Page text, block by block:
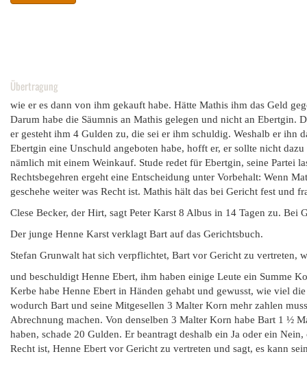
Übertragung
wie er es dann von ihm gekauft habe. Hätte Mathis ihm das Geld
Darum habe die Säumnis an Mathis gelegen und nicht an Ebertgin.
er gesteht ihm 4 Gulden zu, die sei er ihm schuldig. Weshalb er ihn
Ebertgin eine Unschuld angeboten habe, hofft er, er sollte nicht
nämlich mit einem Weinkauf. Stude redet für Ebertgin, seine Partei
Rechtsbegehren ergeht eine Entscheidung unter Vorbehalt: Wenn
geschehe weiter was Recht ist. Mathis hält das bei Gericht fest und
Clese Becker, der Hirt, sagt Peter Karst 8 Albus in 14 Tagen zu. Bei
Der junge Henne Karst verklagt Bart auf das Gerichtsbuch.
Stefan Grunwalt hat sich verpflichtet, Bart vor Gericht zu vertreten,
und beschuldigt Henne Ebert, ihm haben einige Leute ein Summe
Kerbe habe Henne Ebert in Händen gehabt und gewusst, wie viel
wodurch Bart und seine Mitgesellen 3 Malter Korn mehr zahlen
Abrechnung machen. Von denselben 3 Malter Korn habe Bart 1 ½
haben, schade 20 Gulden. Er beantragt deshalb ein Ja oder ein
Recht ist, Henne Ebert vor Gericht zu vertreten und sagt, es kann